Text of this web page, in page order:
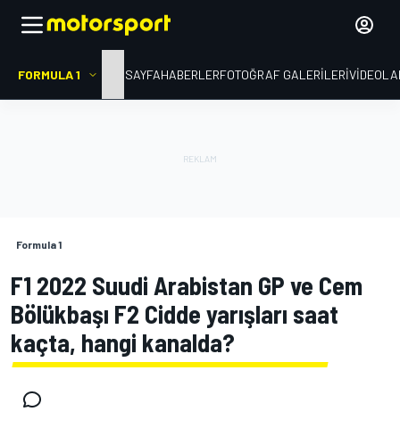
FORMULA 1 ANA SAYFAHABERLERFOTOĞRAF GALERILERI
Formula 1
F1 2022 Suudi Arabistan GP ve Cem
Bölükbaşı F2 Cidde yarışları saat
kaçta, hangi kanalda?